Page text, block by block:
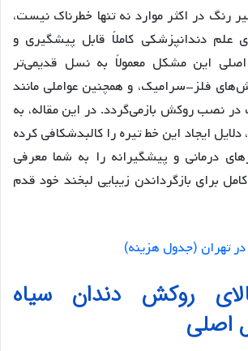
رنگ در اکثر موارد نه تنها خطرناک نیست،
علم دندانپزشکی کاملاً قابل پیشگیری و
این مشکل معمولاً به نسل قدیمی‌تر
فلز-سرامیک، و همچنین عواملی مانند
نصب روکش بازمی‌گردد. در این مقاله، به
ایجاد این خط تیره را کالبدشکافی کرده
درمانی و پیشگیرانه را به شما معرفی
برای بازگرداندن زیبایی لبخند خود قدم
تهران (جدول هزینه)
روکش دندان سیاه
اصلی